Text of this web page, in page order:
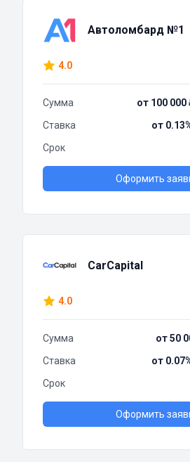
Автоломбард №1
4.0
Сумма
от 100
Ставка
от
Срок
Оформить
CarCapital
4.0
Сумма
от 50
Ставка
от
Срок
Оформить